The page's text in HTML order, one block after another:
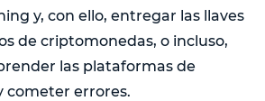
y, con ello, entregar las llaves
de criptomonedas, o incluso,
las plataformas de
cometer errores.